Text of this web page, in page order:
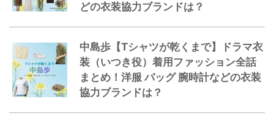
どの衣装協力ブランドは？
中島歩【Tシャツが乾くまで】ドラマ衣
装（いつき役）着用ファッション全話
まとめ！洋服 バッグ 腕時計などの衣装
協力ブランドは？